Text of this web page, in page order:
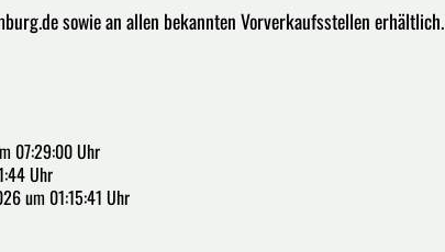
sowie an allen bekannten Vorverkaufsstellen erhältlich.
07:29:00 Uhr
Uhr
um 01:15:41 Uhr